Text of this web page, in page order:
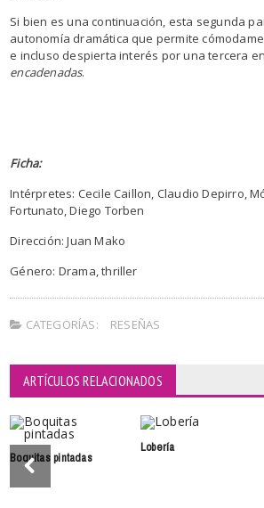
Si bien es una continuación, esta segunda
autonomía dramática que permite
e incluso despierta interés por una tercera
encadenadas.
Ficha:
Intérpretes: Cecile Caillon, Claudio Depirro,
Fortunato, Diego Torben
Dirección: Juan Mako
Género: Drama, thriller
CATEGORÍAS: RESEÑAS
ARTÍCULOS RELACIONADOS
Boquitas pintadas
Lobería